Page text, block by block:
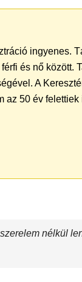
ingyenes.
és nő között.
A
az 50 év felettiek
nélkül